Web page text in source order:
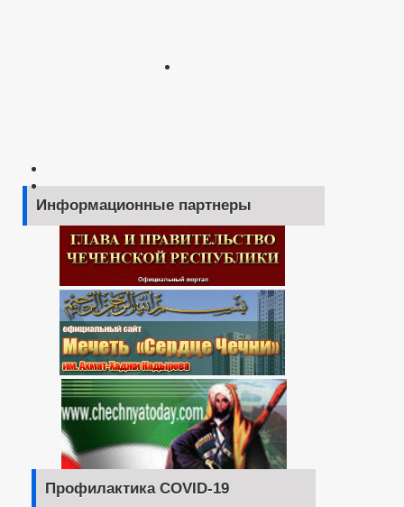
Информационные партнеры
Профилактика COVID-19